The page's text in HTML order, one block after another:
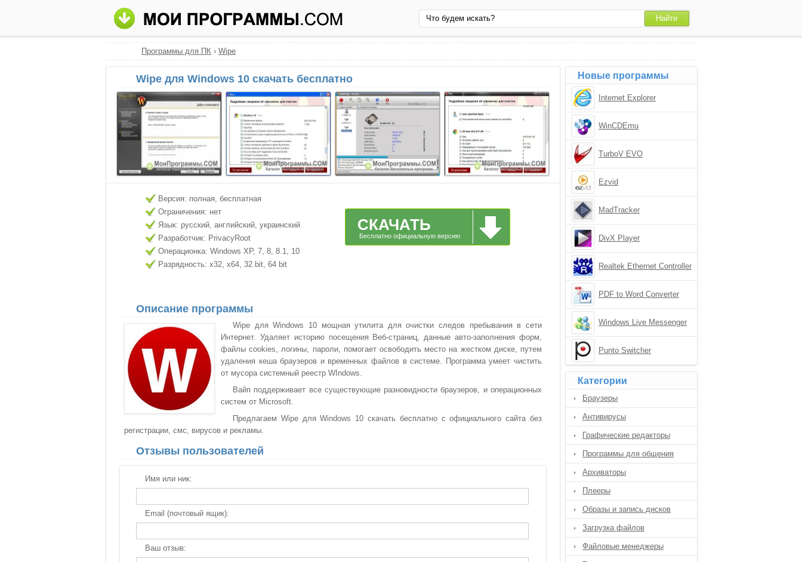
Программы для ПК › Wipe
Wipe для Windows 10 скачать бесплатно
Версия: полная, бесплатная
Ограничения: нет
Язык: русский, английский, украинский
Разработчик: PrivacyRoot
Операционка: Windows XP, 7, 8, 8.1, 10
Разрядность: x32, x64, 32 bit, 64 bit
СКАЧАТЬ
Бесплатно официальную версию
Описание программы
Wipe для Windows 10 мощная утилита для очистки следов пребывания в сети
Интернет. Удаляет историю посещения Веб-страниц, данные авто-заполнения форм,
файлы cookies, логины, пароли, помогает освободить место на жестком диске, путем
удаления кеша браузеров и временных файлов в системе. Программа умеет чистить
от мусора системный реестр WIndows.
Вайп поддерживает все существующие разновидности браузеров, и операционных
систем от Microsoft.
Предлагаем Wipe для Windows 10 скачать бесплатно с официального сайта без
регистрации, смс, вирусов и рекламы.
Отзывы пользователей
Имя или ник:
Email (почтовый ящик):
Ваш отзыв:
Новые программы
Internet Explorer
WinCDEmu
TurboV EVO
Ezvid
MadTracker
DivX Player
Realtek Ethernet Controller
PDF to Word Converter
Windows Live Messenger
Punto Switcher
Категории
Браузеры
Антивирусы
Графические редакторы
Программы для общения
Архиваторы
Плееры
Образы и запись дисков
Загрузка файлов
Файловые менеджеры